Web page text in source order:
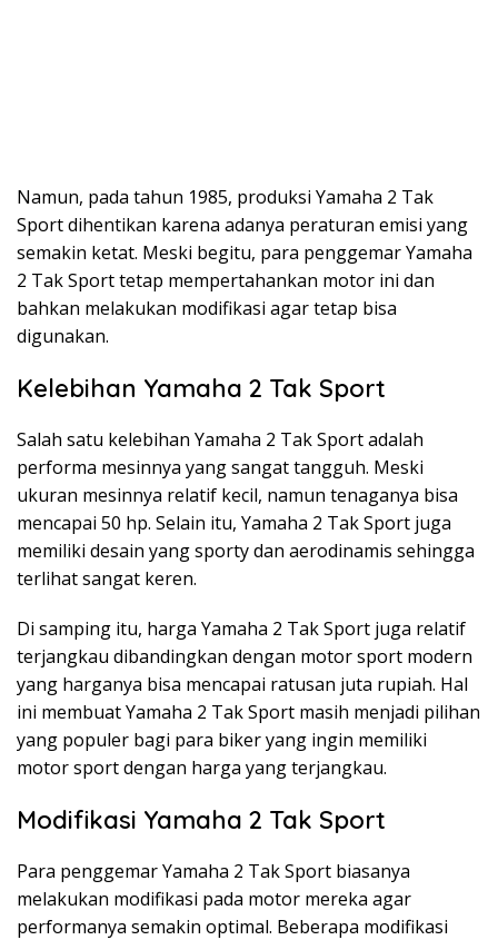
Namun, pada tahun 1985, produksi Yamaha 2 Tak
Sport dihentikan karena adanya peraturan emisi yang
semakin ketat. Meski begitu, para penggemar Yamaha
2 Tak Sport tetap mempertahankan motor ini dan
bahkan melakukan modifikasi agar tetap bisa
digunakan.
Kelebihan Yamaha 2 Tak Sport
Salah satu kelebihan Yamaha 2 Tak Sport adalah
performa mesinnya yang sangat tangguh. Meski
ukuran mesinnya relatif kecil, namun tenaganya bisa
mencapai 50 hp. Selain itu, Yamaha 2 Tak Sport juga
memiliki desain yang sporty dan aerodinamis sehingga
terlihat sangat keren.
Di samping itu, harga Yamaha 2 Tak Sport juga relatif
terjangkau dibandingkan dengan motor sport modern
yang harganya bisa mencapai ratusan juta rupiah. Hal
ini membuat Yamaha 2 Tak Sport masih menjadi pilihan
yang populer bagi para biker yang ingin memiliki
motor sport dengan harga yang terjangkau.
Modifikasi Yamaha 2 Tak Sport
Para penggemar Yamaha 2 Tak Sport biasanya
melakukan modifikasi pada motor mereka agar
performanya semakin optimal. Beberapa modifikasi